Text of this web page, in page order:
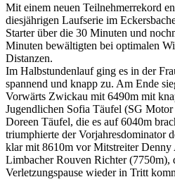
Mit einem neuen Teilnehmerrekord
diesjährigen Laufserie im
Starter über die 30 Minuten und
Minuten bewältigten bei optimalen
Distanzen.
Im Halbstundenlauf ging es in der
spannend und knapp zu. Am Ende
Vorwärts Zwickau mit 6490m mit
Jugendlichen Sofia Täufel (SG
Doreen Täufel, die es auf 6040m
triumphierte der Vorjahresdominator
klar mit 8610m vor Mitstreiter Denny
Limbacher Rouven Richter (7750m),
Verletzungspause wieder in Tritt